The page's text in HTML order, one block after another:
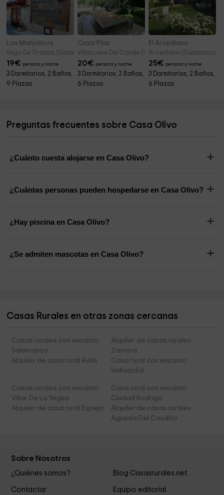
Los Manjolinos
Vega De Tirados (Salamanca)
19€ persona y noche
3 Dormitorios, 2 Baños,
9 Plazas
Casa Pilar
Villanueva Del Conde (Salamanca)
20€ persona y noche
3 Dormitorios, 2 Baños,
6 Plazas
El Arcediano
Arcediano (Salamanca)
25€ persona y noche
3 Dormitorios, 2 Baños,
6 Plazas
Preguntas frecuentes sobre Casa Olivo
¿Cuánto cuesta alojarse en Casa Olivo?
¿Cuántas personas pueden hospedarse en Casa Olivo?
¿Hay piscina en Casa Olivo?
¿Se admiten mascotas en Casa Olivo?
Casas Rurales en otras zonas cercanas
Casas rurales con encanto
Salamanca
Alquiler de casas rurales
Zamora
Alquiler de casa rural Ávila
Casa rural con encanto
Valladolid
Casas rurales con encanto
Villar De La Yegua
Casa rural con encanto
Ciudad Rodrigo
Alquiler de casa rural Espeja
Alquiler de casas rurales
Agueda Del Caudillo
Sobre Nosotros
¿Quiénes somos? Blog Casasrurales.net
Contactar Equipo editorial